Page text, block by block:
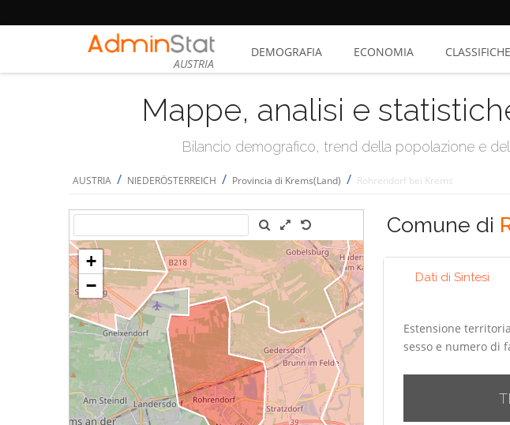
AUSTRIA
DEMOGRAFIA ECONOMIA CLASSIFICHE
Mappe, analisi e
Bilancio demografico, trend della popolazione e
AUSTRIA / NIEDERÖSTERREICH / Provincia di Krems(Land) / Rohrendorf bei Krems
Comune di
Dati di Sintesi
Estensione
sesso e numero di